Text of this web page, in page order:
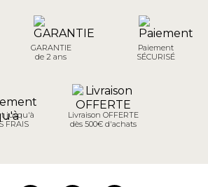
GARANTIE
de 2 ans
Paiement
SÉCURISÉ
jusqu'à
FRAIS
Livraison OFFERTE
dès 500€ d'achats